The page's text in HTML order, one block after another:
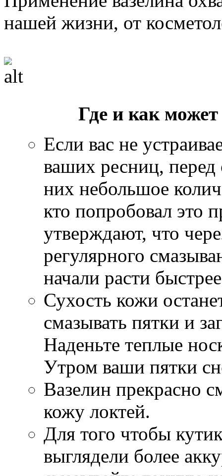
нашей жизни, от
Где и как
Если вас не
ваших ресниц, перед
них небольшое
кто попробовал это
утверждают, что
регулярного
начали расти
Сухость кожи
смазывать пятки и
Наденьте теплые
Утром ваши пятки
Вазелин прекрасно
кожу локтей.
Для того чтобы
выглядели более